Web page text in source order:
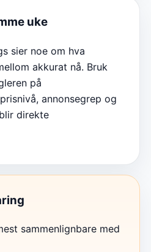
uke
sier noe om hva
akkurat nå. Bruk
på
annonsegrep og
direkte
sammenlignbare med